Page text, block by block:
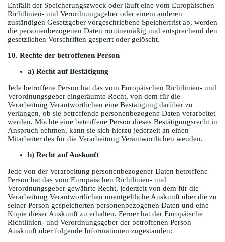
Entfällt der Speicherungszweck oder läuft eine vom Europäischen
Richtlinien- und Verordnungsgeber oder einem anderen
zuständigen Gesetzgeber vorgeschriebene Speicherfrist ab, werden
die personenbezogenen Daten routinemäßig und entsprechend den
gesetzlichen Vorschriften gesperrt oder gelöscht.
10. Rechte der betroffenen Person
a) Recht auf Bestätigung
Jede betroffene Person hat das vom Europäischen Richtlinien- und
Verordnungsgeber eingeräumte Recht, von dem für die
Verarbeitung Verantwortlichen eine Bestätigung darüber zu
verlangen, ob sie betreffende personenbezogene Daten verarbeitet
werden. Möchte eine betroffene Person dieses Bestätigungsrecht in
Anspruch nehmen, kann sie sich hierzu jederzeit an einen
Mitarbeiter des für die Verarbeitung Verantwortlichen wenden.
b) Recht auf Auskunft
Jede von der Verarbeitung personenbezogener Daten betroffene
Person hat das vom Europäischen Richtlinien- und
Verordnungsgeber gewährte Recht, jederzeit von dem für die
Verarbeitung Verantwortlichen unentgeltliche Auskunft über die zu
seiner Person gespeicherten personenbezogenen Daten und eine
Kopie dieser Auskunft zu erhalten. Ferner hat der Europäische
Richtlinien- und Verordnungsgeber der betroffenen Person
Auskunft über folgende Informationen zugestanden: